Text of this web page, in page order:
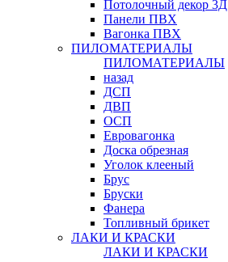
Потолочный декор 3Д
Панели ПВХ
Вагонка ПВХ
ПИЛОМАТЕРИАЛЫ
ПИЛОМАТЕРИАЛЫ
назад
ДСП
ДВП
ОСП
Евровагонка
Доска обрезная
Уголок клееный
Брус
Бруски
Фанера
Топливный брикет
ЛАКИ И КРАСКИ
ЛАКИ И КРАСКИ